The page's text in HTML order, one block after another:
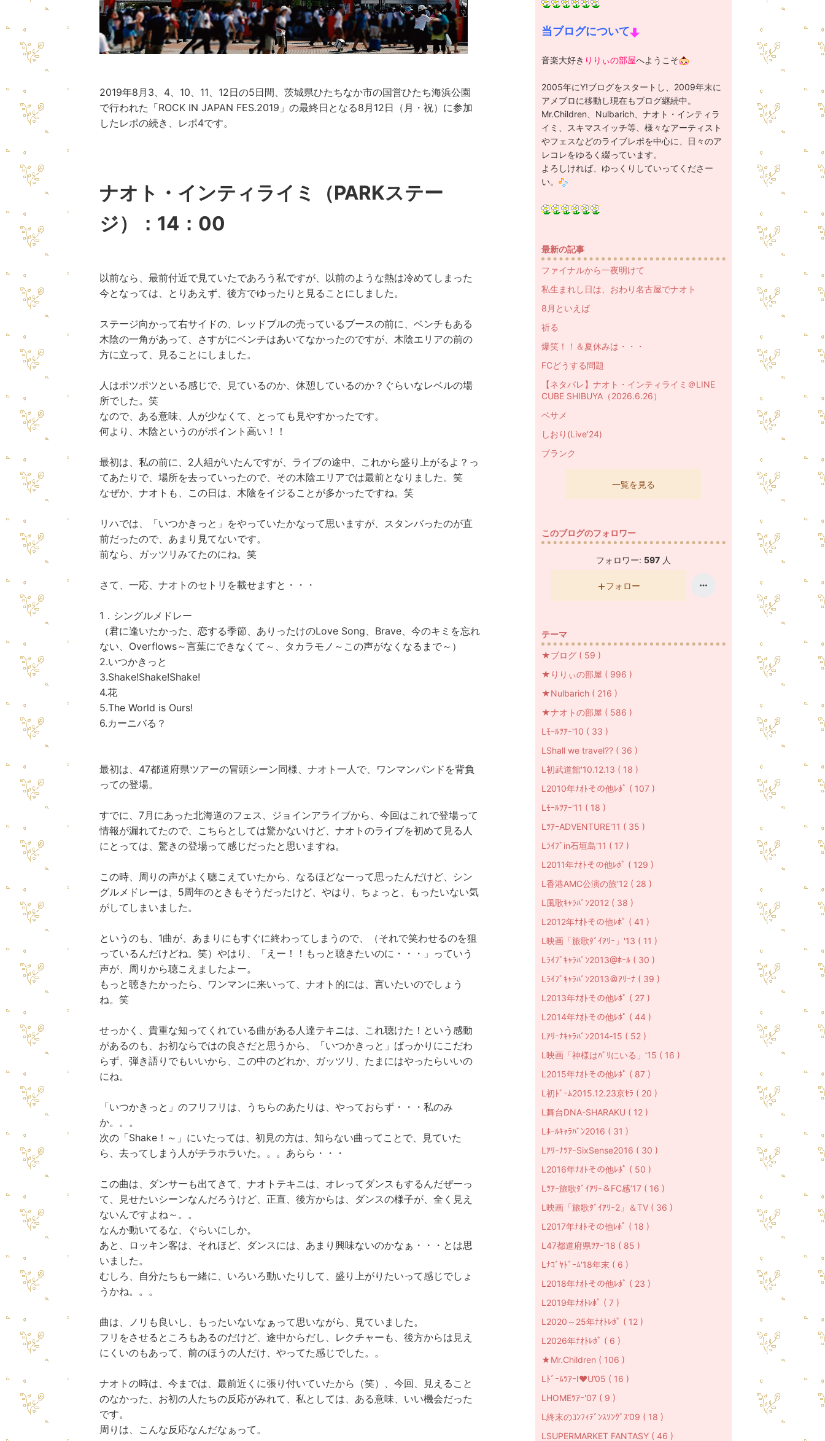
2019年8月3、4、10、11、12日の5日間、茨城県ひたちなか市の国営ひたち海浜公園
で行われた 「ROCK IN JAPAN FES.2019」 の最終日となる8月12日（月・祝） に参加
したレポの続き、レポ4です。
ナオト・インティライミ（PARKステー
ジ）：14：00
以前なら、最前付近で見ていたであろう私ですが、以前のような熱は冷めてしまった
今となっては、とりあえず、 後方でゆったりと見ることにしました。
ステージ向かって右サイドの、レッドブルの売っているブースの前に、ベンチもある
木陰の一角があって、さすがにベンチはあいてなかったのですが、 木陰エリアの前の
方に立って、見ることにしました。
人はポツポツといる感じで、見ているのか、休憩しているのか？ぐらいなレベルの場
所でした。笑
なので、ある意味、人が少なくて、とっても見やすかったです。
何より、木陰というのがポイント高い！！
最初は、私の前に、2人組がいたんですが、ライブの途中、これから盛り上がるよ？っ
てあたりで、場所を去っていったので、 その木陰エリアでは最前となりました。笑
なぜか、ナオトも、この日は、木陰をイジることが多かったですね。笑
リハでは、「いつかきっと」をやっていたかなって思いますが、スタンバったのが直
前だったので、あまり見てないです。
前なら、ガッツリみてたのにね。笑
さて、一応、 ナオトのセトリ を載せますと・・・
1．シングルメドレー
（君に逢いたかった、恋する季節、ありったけのLove Song、Brave、今のキミを忘れ
ない、Overflows～言葉にできなくて～、タカラモノ～この声がなくなるまで～）
2.いつかきっと
3.Shake!Shake!Shake!
4.花
5.The World is Ours!
6.カーニバる？
最初は、47都道府県ツアーの冒頭シーン同様、 ナオト一人で、ワンマンバンドを背負
っての登場。
すでに、7月にあった北海道のフェス、ジョインアライブから、今回はこれで登場って
情報が漏れてたので、こちらとしては驚かないけど、ナオトのライブを初めて見る人
にとっては、驚きの登場って感じだったと思いますね。
この時、周りの声がよく聴こえていたから、なるほどなーって思ったんだけど、シン
グルメドレーは、5周年のときもそうだったけど、やはり、ちょっと、もったいない気
がしてしまいました。
というのも、1曲が、あまりにもすぐに終わってしまうので、（それで笑わせるのを狙
っているんだけどね。笑）やはり、
「えー！！もっと聴きたいのに・・・」っていう
声が、周りから聴こえましたよー。
もっと聴きたかったら、ワンマンに来いって、ナオト的には、言いたいのでしょう
ね。笑
せっかく、貴重な知ってくれている曲がある人達テキニは、これ聴けた！という感動
があるのも、お初ならではの良さだと思うから、「いつかきっと」ばっかりにこだわ
らず、弾き語りでもいいから、この中のどれか、ガッツリ、たまにはやったらいいの
にね。
「いつかきっと」のフリフリは、うちらのあたりは、やっておらず・・・私のみ
か。。。
次の「Shake！～」にいたっては、初見の方は、知らない曲ってことで、見ていた
ら、去ってしまう人がチラホラいた。。。あらら・・・
この曲は、ダンサーも出てきて、ナオトテキニは、オレってダンスもするんだぜーっ
て、見せたいシーンなんだろうけど、正直、後方からは、ダンスの様子が、全く見え
ないんですよね～。。
なんか動いてるな、ぐらいにしか。
あと、ロッキン客は、それほど、ダンスには、あまり興味ないのかなぁ・・・とは思
いました。
むしろ、自分たちも一緒に、いろいろ動いたりして、盛り上がりたいって感じでしょ
うかね。。。
曲は、ノリも良いし、もったいないなぁって思いながら、見ていました。
フリをさせるところもあるのだけど、途中からだし、レクチャーも、後方からは見え
にくいのもあって、前のほうの人だけ、やってた感じでした。。
ナオトの時は、今までは、最前近くに張り付いていたから（笑）、今回、見えること
のなかった、お初の人たちの反応がみれて、私としては、ある意味、いい機会だった
です。
周りは、こんな反応なんだなぁって。
当ブログについて
音楽大好き りりぃの部屋へようこそ
2005年にY!ブログをスタートし、2009年末に
アメブロに移動し現在もブログ継続中。
Mr.Children、Nulbarich、ナオト・インティラ
イミ、スキマスイッチ等、様々なアーティスト
やフェスなどのライブレポを中心に、日々のア
レコレをゆるく綴っています。
よろしければ、ゆっくりしていってくださー
い。
最新の記事
ファイナルから一夜明けて
私生まれし日は、おわり名古屋でナオト
8月といえば
祈る
爆笑！！＆夏休みは・・・
FCどうする問題
【ネタバレ】ナオト・インティライミ＠LINE
CUBE SHIBUYA（2026.6.26）
ベサメ
しおり(Live'24)
ブランク
一覧を見る
このブログのフォロワー
フォロワー: 597 人
フォロー
テーマ
★ブログ ( 59 )
★りりぃの部屋 ( 996 )
★Nulbarich ( 216 )
★ナオトの部屋 ( 586 )
Lﾓｰﾙﾂｱｰ'10 ( 33 )
LShall we travel?? ( 36 )
L初武道館'10.12.13 ( 18 )
L2010年ﾅｵﾄその他ﾚﾎﾟ ( 107 )
Lﾓｰﾙﾂｱｰ'11 ( 18 )
LﾂｱｰADVENTURE'11 ( 35 )
Lﾗｲﾌﾞin石垣島'11 ( 17 )
L2011年ﾅｵﾄその他ﾚﾎﾟ ( 129 )
L香港AMC公演の旅'12 ( 28 )
L風歌ｷｬﾗﾊﾞﾝ2012 ( 38 )
L2012年ﾅｵﾄその他ﾚﾎﾟ ( 41 )
L映画「旅歌ﾀﾞｲｱﾘｰ」'13 ( 11 )
Lﾗｲﾌﾞｷｬﾗﾊﾞﾝ2013@ﾎｰﾙ ( 30 )
Lﾗｲﾌﾞｷｬﾗﾊﾞﾝ2013＠ｱﾘｰﾅ ( 39 )
L2013年ﾅｵﾄその他ﾚﾎﾟ ( 27 )
L2014年ﾅｵﾄその他ﾚﾎﾟ ( 44 )
Lｱﾘｰﾅｷｬﾗﾊﾞﾝ2014‐15 ( 52 )
L映画「神様はﾊﾞﾘにいる」’15 ( 16 )
L2015年ﾅｵﾄその他ﾚﾎﾟ ( 87 )
L初ﾄﾞｰﾑ2015.12.23京ｾﾗ ( 20 )
L舞台DNA-SHARAKU ( 12 )
Lﾎｰﾙｷｬﾗﾊﾞﾝ2016 ( 31 )
LｱﾘｰﾅﾂｱｰSixSense2016 ( 30 )
L2016年ﾅｵﾄその他ﾚﾎﾟ ( 50 )
Lﾂｱｰ旅歌ﾀﾞｲｱﾘｰ＆FC感’17 ( 16 )
L映画「旅歌ﾀﾞｲｱﾘｰ2」＆TV ( 36 )
L2017年ﾅｵﾄその他ﾚﾎﾟ ( 18 )
L47都道府県ﾂｱｰ’18 ( 85 )
Lﾅｺﾞﾔﾄﾞｰﾑ'18年末 ( 6 )
L2018年ﾅｵﾄその他ﾚﾎﾟ ( 23 )
L2019年ﾅｵﾄﾚﾎﾟ ( 7 )
L2020～25年ﾅｵﾄﾚﾎﾟ ( 12 )
L2026年ﾅｵﾄﾚﾎﾟ ( 6 )
★Mr.Children ( 106 )
LﾄﾞｰﾑﾂｱｰI♥U’05 ( 16 )
LHOMEﾂｱｰ'07 ( 9 )
L終末のｺﾝﾌｨﾃﾞﾝｽｿﾝｸﾞｽ’09 ( 18 )
LSUPERMARKET FANTASY ( 46 )